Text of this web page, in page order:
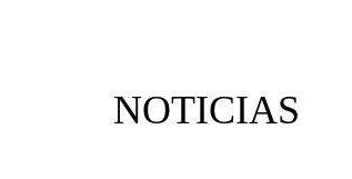
NOTICIAS